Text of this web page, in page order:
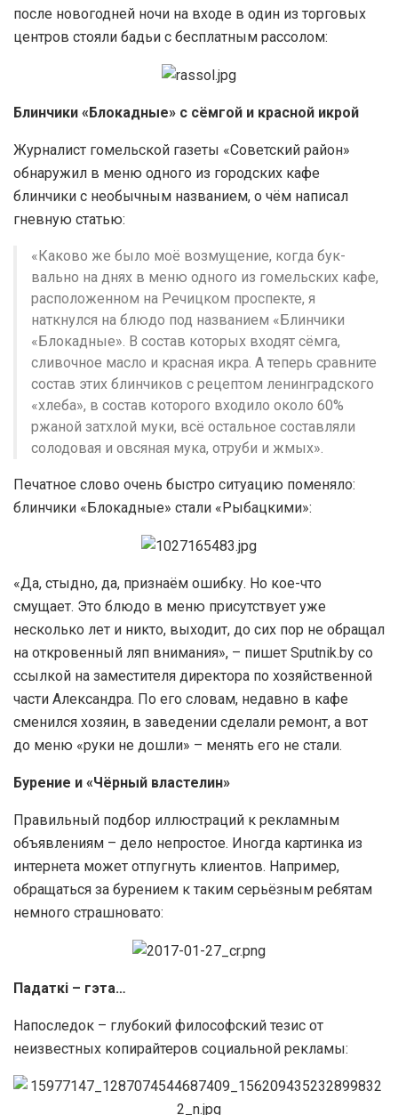
после новогодней ночи на входе в один из торговых
центров стояли бадьи с бесплатным рассолом:
Блинчики «Блокадные» с сёмгой и красной икрой
Журналист гомельской газеты «Советский район»
обнаружил в меню одного из городских кафе
блинчики с необычным названием, о чём написал
гневную статью:
«Каково же было моё возмущение, когда бук­
вально на днях в меню одного из гомельских кафе,
расположенном на Речицком проспекте, я
наткнулся на блюдо под названием «Блинчики
«Блокадные». В состав которых входят сёмга,
сливочное масло и красная икра. А теперь срав­ните
состав этих блинчиков с рецептом ленин­градского
«хлеба», в состав которого входило около 60%
ржаной затхлой муки, всё остальное составляли
солодовая и овсяная мука, отруби и жмых».
Печатное слово очень быстро ситуацию поменяло:
блинчики «Блокадные» стали «Рыбацкими»:
«Да, стыдно, да, признаём ошибку. Но кое-что
смущает. Это блюдо в меню присутствует уже
несколько лет и никто, выходит, до сих пор не обращал
на откровенный ляп внимания», – пишет Sputnik.by со
ссылкой на заместителя директора по хозяйственной
части Александра. По его словам, недавно в кафе
сменился хозяин, в заведении сделали ремонт, а вот
до меню «руки не дошли» – менять его не стали.
Бурение и «Чёрный властелин»
Правильный подбор иллюстраций к рекламным
объявлениям – дело непростое. Иногда картинка из
интернета может отпугнуть клиентов. Например,
обращаться за бурением к таким серьёзным ребятам
немного страшновато:
Падаткі – гэта…
Напоследок – глубокий философский тезис от
неизвестных копирайтеров социальной рекламы: